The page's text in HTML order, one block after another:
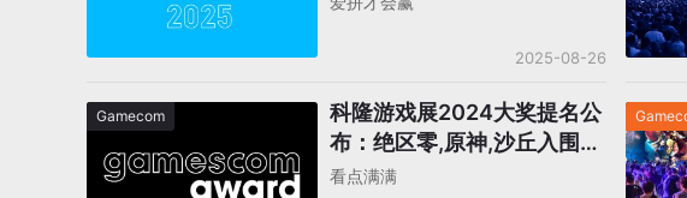
2025-08-26
Gamecom
科隆游戏展2024大奖提名公
布：绝区零,原神,沙丘入围，
悟空缺席
看点满满